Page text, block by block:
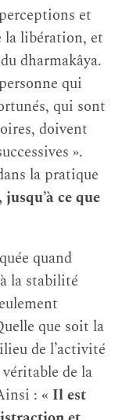
et
la libération, et
dharmakâya.
qui
qui sont
doivent
».
la pratique
ce que
quand
la stabilité
que soit la
de l’activité
de la
: « Il est